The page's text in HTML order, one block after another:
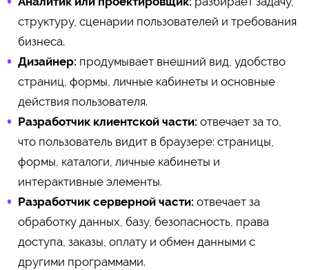
структуру, сценарии пользователей и требования
бизнеса.
Дизайнер: продумывает внешний вид, удобство
страниц, формы, личные кабинеты и основные
действия пользователя.
Разработчик клиентской части: отвечает за то,
что пользователь видит в браузере: страницы,
формы, каталоги, личные кабинеты и
интерактивные элементы.
Разработчик серверной части: отвечает за
обработку данных, базу, безопасность, права
доступа, заказы, оплату и обмен данными с
другими программами.